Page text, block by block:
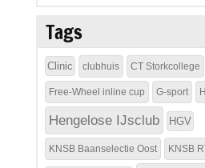
Tags
Clinic clubhuis CT Storkcollege
Free-Wheel inline cup G-sport
Hengelose IJsclub HGV
KNSB Baanselectie Oost KNSB